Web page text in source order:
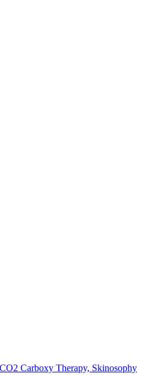
Carboxy Therapy, Skinosophy